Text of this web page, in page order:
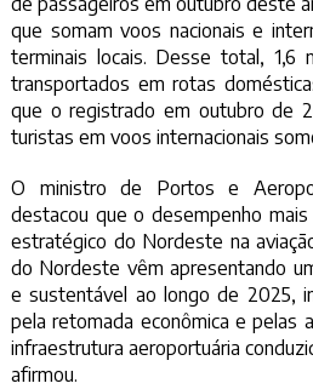
que somam voos nacionais e
terminais locais. Desse total, 1,6
transportados em rotas
que o registrado em outubro de
turistas em voos internacionais
O ministro de Portos e
destacou que o desempenho
estratégico do Nordeste na
do Nordeste vêm apresentando
e sustentável ao longo de 2025,
pela retomada econômica e pelas
infraestrutura aeroportuária
afirmou.